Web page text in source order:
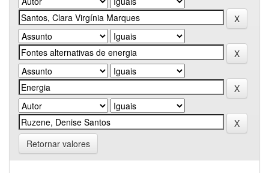
Retornar valores